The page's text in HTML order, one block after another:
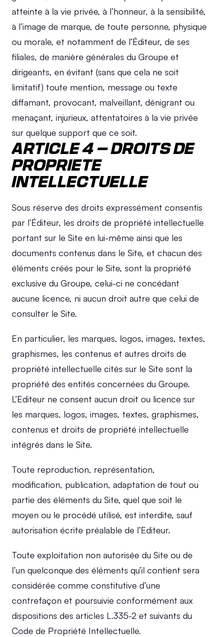
atteinte à la vie privée, à l’honneur, à la sensibilité,
à l’image de marque, de toute personne, physique
ou morale, et notamment de l’Éditeur, de ses
filiales, de manière générales du Groupe et
dirigeants, en évitant (sans que cela ne soit
limitatif) toute mention, message ou texte
diffamant, provocant, malveillant, dénigrant ou
menaçant, injurieux, attentatoires à la vie privée
sur quelque support que ce soit.
ARTICLE 4 – DROITS DE
PROPRIETE
INTELLECTUELLE
Sous réserve des droits expressément consentis
par l’Éditeur, les droits de propriété intellectuelle
portant sur le Site en lui-même ainsi que les
documents contenus dans le Site, et chacun des
éléments créés pour le Site, sont la propriété
exclusive du Groupe, celui-ci ne concédant
aucune licence, ni aucun droit autre que celui de
consulter le Site.
En particulier, les marques, logos, images, textes,
graphismes, les contenus et autres droits de
propriété intellectuelle cités sur le Site sont la
propriété des entités concernées du Groupe.
L’Editeur ne consent aucun droit ou licence sur
les marques, logos, images, textes, graphismes,
contenus et droits de propriété intellectuelle
intégrés dans le Site.
Toute reproduction, représentation,
modification, publication, adaptation de tout ou
partie des éléments du Site, quel que soit le
moyen ou le procédé utilisé, est interdite, sauf
autorisation écrite préalable de l’Editeur.
Toute exploitation non autorisée du Site ou de
l’un quelconque des éléments qu’il contient sera
considérée comme constitutive d’une
contrefaçon et poursuivie conformément aux
dispositions des articles L.335-2 et suivants du
Code de Propriété Intellectuelle.